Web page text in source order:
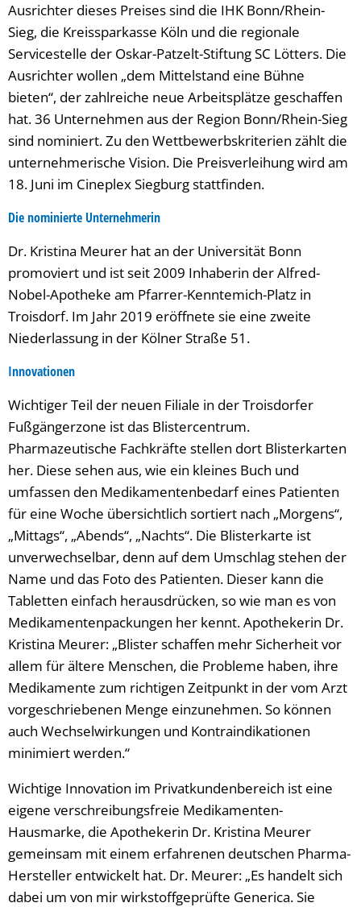
Ausrichter dieses Preises sind die IHK Bonn/Rhein-
Sieg, die Kreissparkasse Köln und die regionale
Servicestelle der Oskar-Patzelt-Stiftung SC Lötters. Die
Ausrichter wollen „dem Mittelstand eine Bühne
bieten“, der zahlreiche neue Arbeitsplätze geschaffen
hat. 36 Unternehmen aus der Region Bonn/Rhein-Sieg
sind nominiert. Zu den Wettbewerbskriterien zählt die
unternehmerische Vision. Die Preisverleihung wird am
18. Juni im Cineplex Siegburg stattfinden.
Die nominierte Unternehmerin
Dr. Kristina Meurer hat an der Universität Bonn
promoviert und ist seit 2009 Inhaberin der Alfred-
Nobel-Apotheke am Pfarrer-Kenntemich-Platz in
Troisdorf. Im Jahr 2019 eröffnete sie eine zweite
Niederlassung in der Kölner Straße 51.
Innovationen
Wichtiger Teil der neuen Filiale in der Troisdorfer
Fußgängerzone ist das Blistercentrum.
Pharmazeutische Fachkräfte stellen dort Blisterkarten
her. Diese sehen aus, wie ein kleines Buch und
umfassen den Medikamentenbedarf eines Patienten
für eine Woche übersichtlich sortiert nach „Morgens“,
„Mittags“, „Abends“, „Nachts“. Die Blisterkarte ist
unverwechselbar, denn auf dem Umschlag stehen der
Name und das Foto des Patienten. Dieser kann die
Tabletten einfach herausdrücken, so wie man es von
Medikamentenpackungen her kennt. Apothekerin Dr.
Kristina Meurer: „Blister schaffen mehr Sicherheit vor
allem für ältere Menschen, die Probleme haben, ihre
Medikamente zum richtigen Zeitpunkt in der vom Arzt
vorgeschriebenen Menge einzunehmen. So können
auch Wechselwirkungen und Kontraindikationen
minimiert werden.“
Wichtige Innovation im Privatkundenbereich ist eine
eigene verschreibungsfreie Medikamenten-
Hausmarke, die Apothekerin Dr. Kristina Meurer
gemeinsam mit einem erfahrenen deutschen Pharma-
Hersteller entwickelt hat. Dr. Meurer: „Es handelt sich
dabei um von mir wirkstoffgeprüfte Generica. Sie